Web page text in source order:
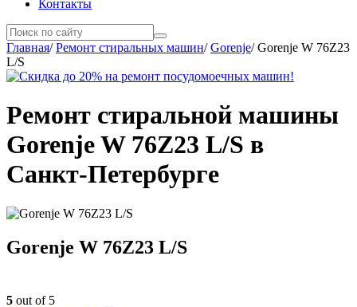
Контакты
Главная/Ремонт стиральных машин/Gorenje/Gorenje W 76Z23
L/S
Ремонт стиральной машины
Gorenje W 76Z23 L/S в
Санкт-Петербурге
Gorenje W 76Z23 L/S
5 out of 5